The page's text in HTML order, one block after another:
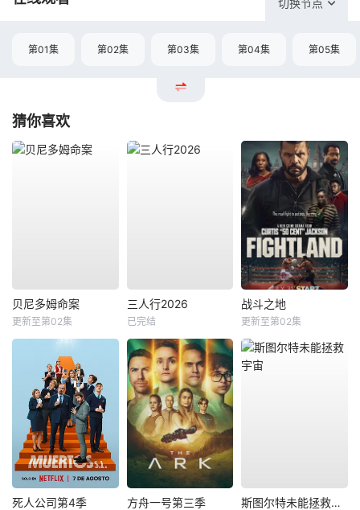
第01集 第02集 第03集 第04集 第05集
猜你喜欢
贝尼多姆命案
更新至第02集
三人行2026
已完结
战斗之地
更新至第02集
死人公司第4季 方舟一号第三季 斯图尔特未能拯救宇宙